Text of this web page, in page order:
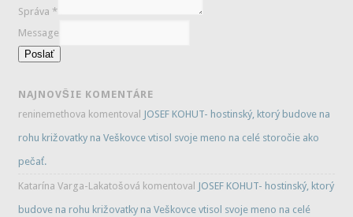
Správa*
Message
Poslať
NAJNOVŠIE KOMENTÁRE
reninemethova komentoval JOSEF KOHUT- hostinský, ktorý budove na
rohu križovatky na Veškovce vtisol svoje meno na celé storočie ako
pečať.
Katarína Varga-Lakatošová komentoval JOSEF KOHUT- hostinský, ktorý
budove na rohu križovatky na Veškovce vtisol svoje meno na celé